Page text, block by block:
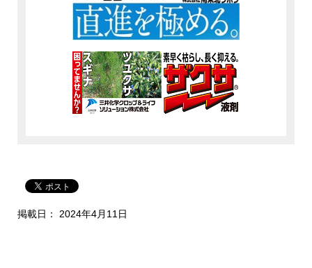
掲載日： 2024年4月11日